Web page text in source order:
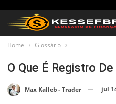
Home Glossário
O Que É Registro
Max Kalleb - Trader jul